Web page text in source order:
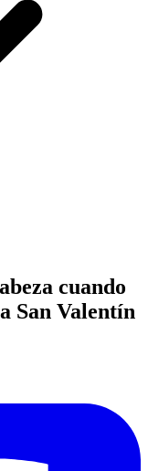
cuando
San Valentín